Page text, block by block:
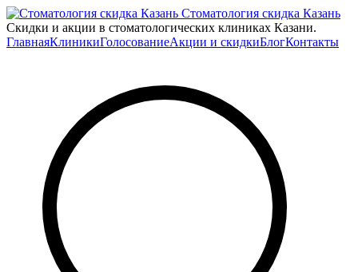
Стоматология скидка Казань
Скидки и акции в стоматологических клиниках Казани.
ГлавнаяКлиникиГолосованиеАкции и скидкиБлогКонтакты